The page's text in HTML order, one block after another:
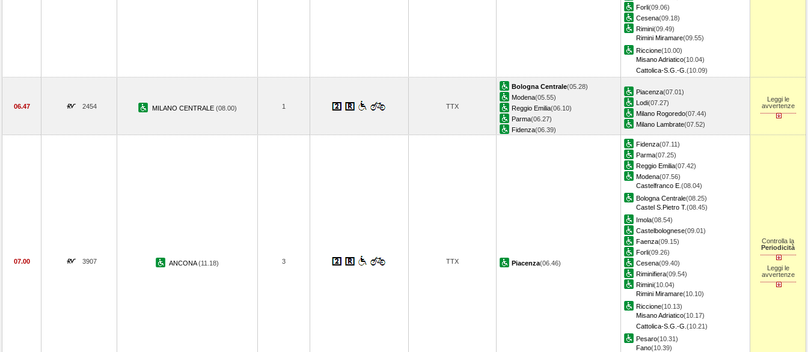
Forli(09.06)
Cesena(09.18)
Rimini(09.49)
Rimini Miramare(09.55)
Riccione(10.00)
Misano Adriatico(10.04)
Cattolica-S.G.-G. (10.09)
06.47 2454 MILANO CENTRALE (08.00) 1 TTX
Bologna Centrale(05.28)
Modena(05.55)
Reggio Emilia(06.10)
Parma(06.27)
Fidenza(06.39)
Piacenza(07.01)
Lodi(07.27)
Milano Rogoredo(07.44)
Milano Lambrate(07.52)
Leggi le
avvertenze
07.00 3907 ANCONA(11.18) 3 TTX Piacenza(06.46)
Fidenza(07.11)
Parma(07.25)
Reggio Emilia(07.42)
Modena(07.56)
Castelfranco E. (08.04)
Bologna Centrale(08.25)
Castel S.Pietro T.(08.45)
Imola(08.54)
Castelbolognese(09.01)
Faenza(09.15)
Forli(09.26)
Cesena(09.40)
Riminifiera(09.54)
Rimini(10.04)
Rimini Miramare(10.10)
Riccione(10.13)
Misano Adriatico(10.17)
Cattolica-S.G.-G. (10.21)
Pesaro(10.31)
Fano(10.39)
Controlla la
Periodicità
Leggi le
avvertenze